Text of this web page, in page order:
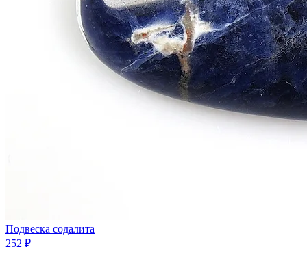
Подвеска содалита
252 ₽